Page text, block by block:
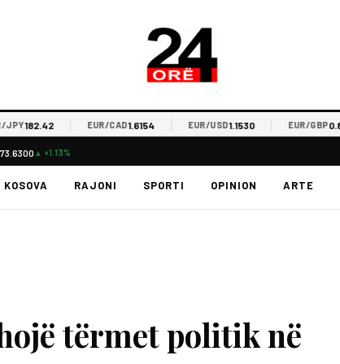
182.42 EUR/CAD1.6154 EUR/USD1.1530 EUR/GBP0.8567
▲ +1.13%
KOSOVA RAJONI SPORTI OPINION ARTE
tërmet politik në